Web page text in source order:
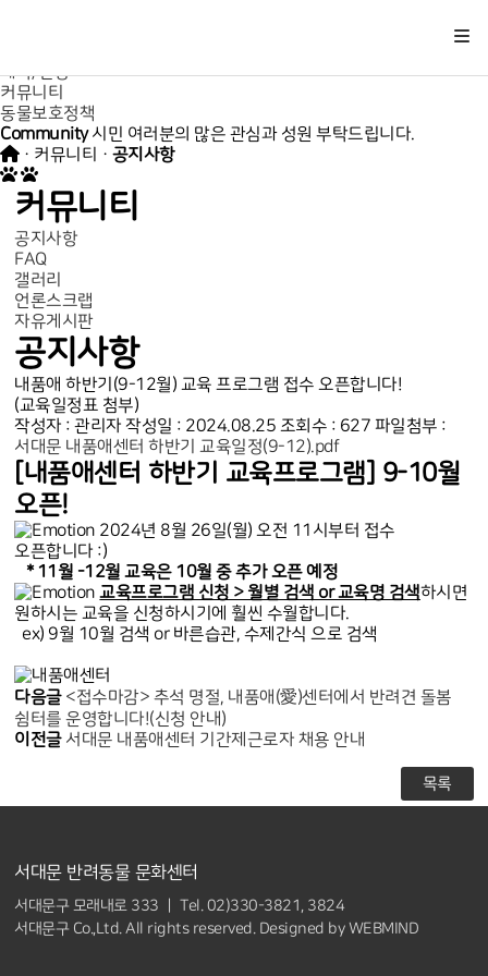
예약/신청
커뮤니티
동물보호정책
Community 시민 여러분의 많은 관심과 성원 부탁드립니다.
· 커뮤니티 · 공지사항
커뮤니티
공지사항
FAQ
갤러리
언론스크랩
자유게시판
공지사항
내품애 하반기(9-12월) 교육 프로그램 접수 오픈합니다!
(교육일정표 첨부)
작성자 : 관리자 작성일 : 2024.08.25 조회수 : 627 파일첨부 :
서대문 내품애센터 하반기 교육일정(9-12).pdf
[내품애센터 하반기 교육프로그램] 9-10월
오픈!
2024년 8월 26일(월) 오전 11시부터 접수
오픈합니다 :)
* 11월 -12월 교육은 10월 중 추가 오픈 예정
교육프로그램 신청 > 월별 검색 or 교육명 검색하시면
원하시는 교육을 신청하시기에 훨씬 수월합니다.
ex) 9월 10월 검색 or 바른습관, 수제간식 으로 검색
다음글 <접수마감> 추석 명절, 내품애(愛)센터에서 반려견 돌봄
쉼터를 운영합니다!(신청 안내)
이전글 서대문 내품애센터 기간제근로자 채용 안내
목록
서대문 반려동물 문화센터
서대문구 모래내로 333 ｜ Tel. 02)330-3821, 3824
서대문구 Co.,Ltd. All rights reserved. Designed byWEBMIND